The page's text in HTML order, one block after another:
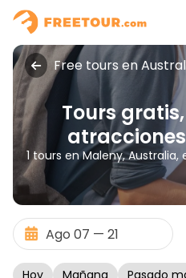
Free tours en
Tours
1 tours en Maleny,
Hoy Mañana Pasado